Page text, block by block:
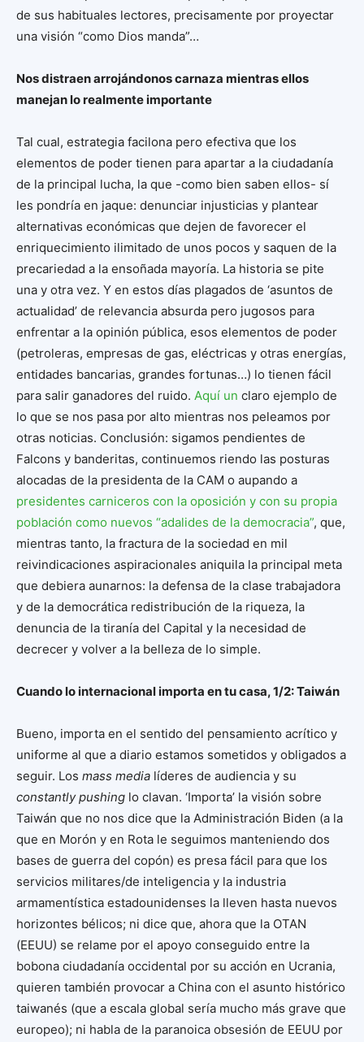
de sus habituales lectores, precisamente por proyectar
una visión “como Dios manda”…
Nos distraen arrojándonos carnaza mientras ellos
manejan lo realmente importante
Tal cual, estrategia facilona pero efectiva que los
elementos de poder tienen para apartar a la ciudadanía
de la principal lucha, la que -como bien saben ellos- sí
les pondría en jaque: denunciar injusticias y plantear
alternativas económicas que dejen de favorecer el
enriquecimiento ilimitado de unos pocos y saquen de la
precariedad a la ensoñada mayoría. La historia se pite
una y otra vez. Y en estos días plagados de ‘asuntos de
actualidad’ de relevancia absurda pero jugosos para
enfrentar a la opinión pública, esos elementos de poder
(petroleras, empresas de gas, eléctricas y otras energías,
entidades bancarias, grandes fortunas…) lo tienen fácil
para salir ganadores del ruido. Aquí un claro ejemplo de
lo que se nos pasa por alto mientras nos peleamos por
otras noticias. Conclusión: sigamos pendientes de
Falcons y banderitas, continuemos riendo las posturas
alocadas de la presidenta de la CAM o aupando a
presidentes carniceros con la oposición y con su propia
población como nuevos “adalides de la democracia”, que,
mientras tanto, la fractura de la sociedad en mil
reivindicaciones aspiracionales aniquila la principal meta
que debiera aunarnos: la defensa de la clase trabajadora
y de la democrática redistribución de la riqueza, la
denuncia de la tiranía del Capital y la necesidad de
decrecer y volver a la belleza de lo simple.
Cuando lo internacional importa en tu casa, 1/2: Taiwán
Bueno, importa en el sentido del pensamiento acrítico y
uniforme al que a diario estamos sometidos y obligados a
seguir. Los mass media líderes de audiencia y su
constantly pushing lo clavan. ‘Importa’ la visión sobre
Taiwán que no nos dice que la Administración Biden (a la
que en Morón y en Rota le seguimos manteniendo dos
bases de guerra del copón) es presa fácil para que los
servicios militares/de inteligencia y la industria
armamentística estadounidenses la lleven hasta nuevos
horizontes bélicos; ni dice que, ahora que la OTAN
(EEUU) se relame por el apoyo conseguido entre la
bobona ciudadanía occidental por su acción en Ucrania,
quieren también provocar a China con el asunto histórico
taiwanés (que a escala global sería mucho más grave que
europeo); ni habla de la paranoica obsesión de EEUU por